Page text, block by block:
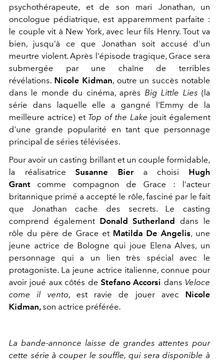
psychothérapeute, et de son mari Jonathan, un
oncologue pédiatrique, est apparemment parfaite :
le couple vit à New York, avec leur fils Henry. Tout va
bien, jusqu'à ce que Jonathan soit accusé d'un
meurtre violent. Après l'épisode tragique, Grace sera
submergée par une chaîne de terribles
révélations. Nicole Kidman, outre un succès notable
dans le monde du cinéma, après Big Little Lies (la
série dans laquelle elle a gangné l'Emmy de la
meilleure actrice) etTop of the Lake jouit également
d'une grande popularité en tant que personnage
principal de séries télévisées.
Pour avoir un casting brillant et un couple formidable,
la réalisatriceSusanne Biera choisi Hugh
Grant comme compagnon de Grace : l'acteur
britannique primé a accepté le rôle, fasciné par le fait
que Jonathan cache des secrets. Le casting
comprend également Donald Sutherland
dans le
rôle du père de Grace et Matilda De Angelis, une
jeune actrice de Bologne qui joue Elena Alves, un
personnage qui a un lien très spécial avec le
protagoniste. La jeune actrice italienne, connue pour
avoir joué aux côtés de Stefano Accorsi dans Veloce
come il vento, est ravie de jouer avec Nicole
Kidman,son actrice préférée.
La bande-annonce laisse de grandes attentes pour
cette série à couper le souffle, qui sera disponible à